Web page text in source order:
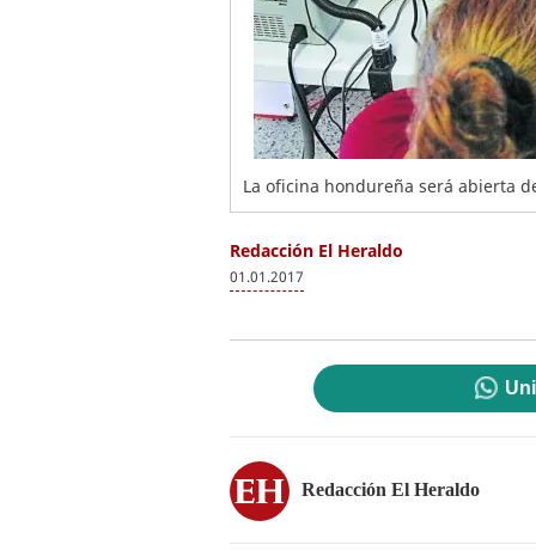
La oficina hondureña será abierta
Redacción El Heraldo
01.01.2017
Redacción El Heraldo